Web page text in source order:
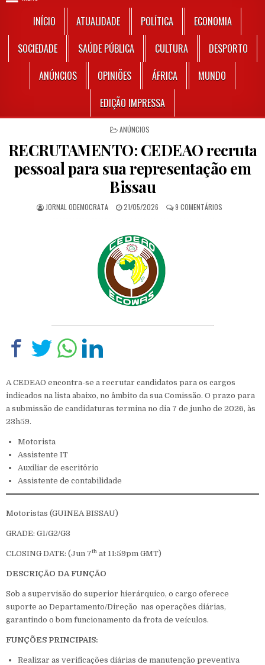
INÍCIO ATUALIDADE POLÍTICA
ECONOMIA
SOCIEDADE
SAÚDE PÚBLICA CULTURA
DESPORTO
ANÚNCIOS
OPINIÕES ÁFRICA
MUNDO
EDIÇÃO IMPRESSA
POSTED IN
ANÚNCIOS
RECRUTAMENTO: CEDEAO recruta
pessoal para sua representação em
Bissau
AUTHOR:
JORNAL ODEMOCRATA PUBLISHED DATE:
21/05/2026 9 COMENTÁRIOS
A CEDEAO encontra-se a recrutar candidatos para os cargos
indicados na lista abaixo, no âmbito da sua Comissão. O prazo para
a submissão de candidaturas termina no dia 7 de junho de 2026, às
23h59.
Motorista
Assistente IT
Auxiliar de escritôrio
Assistente de contabilidade
Motoristas (GUINEA BISSAU)
GRADE: G1/G2/G3
CLOSING DATE: (Jun 7th at 11:59pm GMT)
DESCRIÇÃO DA FUNÇÃO
Sob a supervisão do superior hierárquico, o cargo oferece
suporte ao Departamento/Direção nas operações diárias,
garantindo o bom funcionamento da frota de veículos.
FUNÇÕES PRINCIPAIS:
Realizar as verificações diárias de manutenção preventiva